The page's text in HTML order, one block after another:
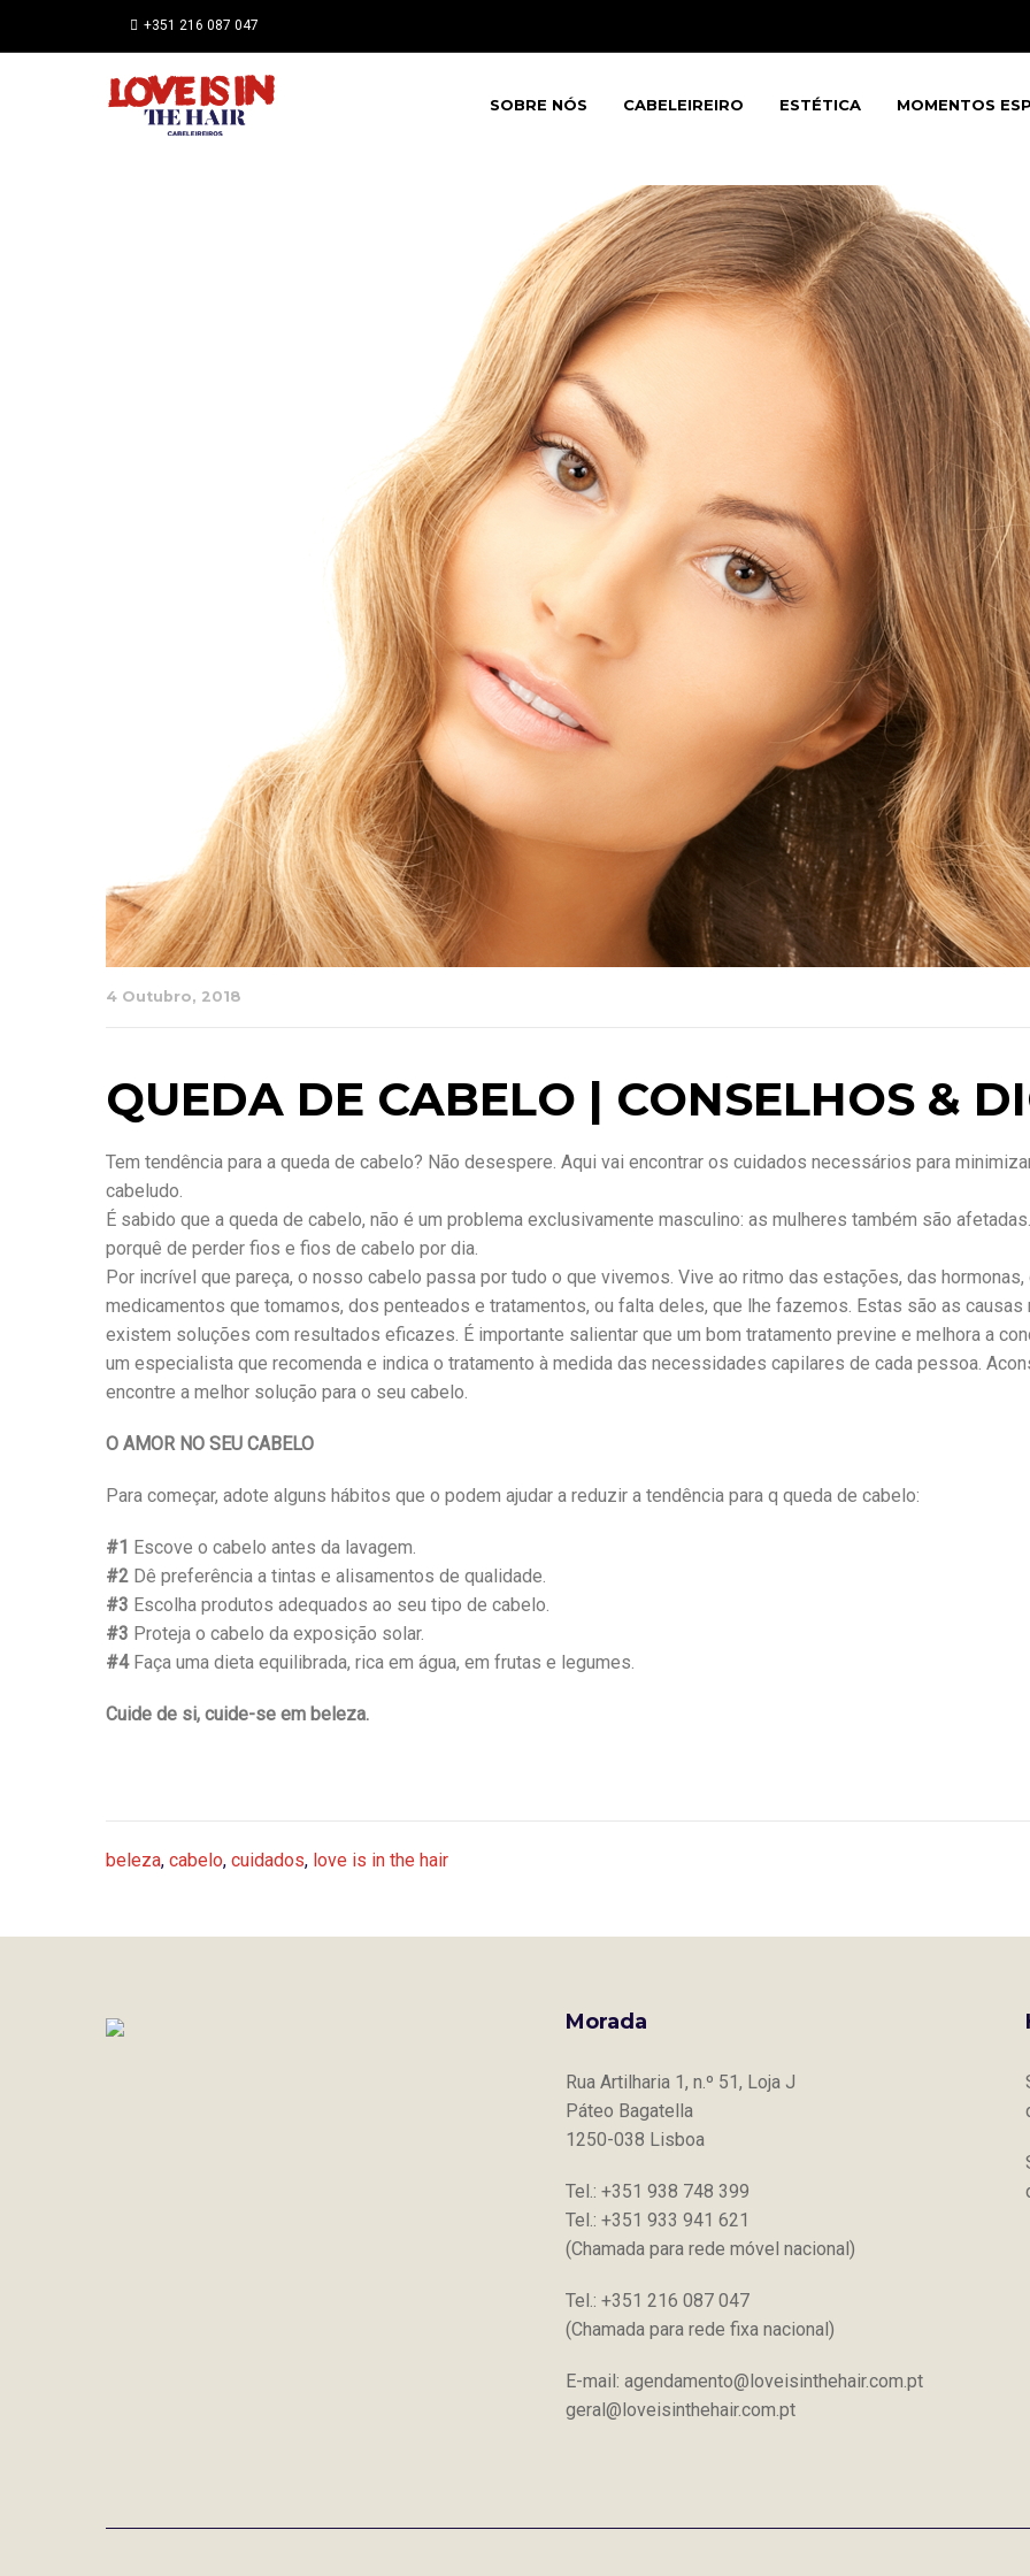
+351 216 087 047
SOBRE NÓS CABELEIREIRO ESTÉTICA MOMENTOS
4 Outubro, 2018
QUEDA DE CABELO | CONSELHOS &
Tem tendência para a queda de cabelo? Não desespere. Aqui vai encontrar os cuidados necessários para
cabeludo.
É sabido que a queda de cabelo, não é um problema exclusivamente masculino: as mulheres também são
porquê de perder fios e fios de cabelo por dia.
Por incrível que pareça, o nosso cabelo passa por tudo o que vivemos. Vive ao ritmo das estações, das
medicamentos que tomamos, dos penteados e tratamentos, ou falta deles, que lhe fazemos. Estas são as
existem soluções com resultados eficazes. É importante salientar que um bom tratamento previne e melhora a
um especialista que recomenda e indica o tratamento à medida das necessidades capilares de cada pessoa.
encontre a melhor solução para o seu cabelo.
O AMOR NO SEU CABELO
Para começar, adote alguns hábitos que o podem ajudar a reduzir a tendência para q queda de cabelo:
#1 Escove o cabelo antes da lavagem.
#2 Dê preferência a tintas e alisamentos de qualidade.
#3 Escolha produtos adequados ao seu tipo de cabelo.
#3 Proteja o cabelo da exposição solar.
#4Faça uma dieta equilibrada, rica em água, em frutas e legumes.
Cuide de si, cuide-se em beleza.
beleza, cabelo, cuidados, love is in the hair
Morada
Rua Artilharia 1, n.º 51, Loja J
Páteo Bagatella
1250-038 Lisboa
Tel.: +351 938 748 399
Tel.: +351 933 941 621
(Chamada para rede móvel nacional)
Tel.: +351 216 087 047
(Chamada para rede fixa nacional)
E-mail: agendamento@loveisinthehair.com.pt
geral@loveisinthehair.com.pt